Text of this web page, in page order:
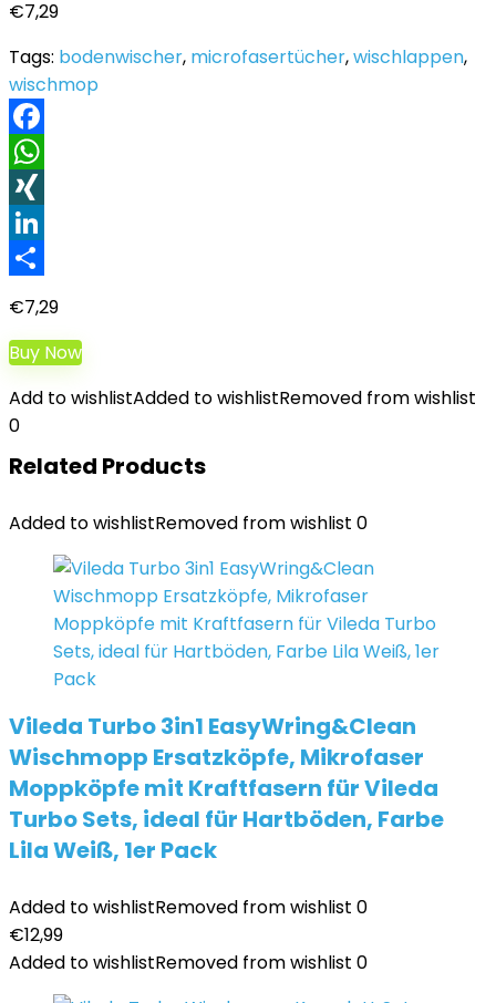
€7,29
Tags: bodenwischer, microfasertücher,wischlappen,
wischmop
Facebook
WhatsApp
XING
LinkedIn
€7,29
Buy Now
Add to wishlistAdded to wishlistRemoved from wishlist
0
Related Products
Added to wishlistRemoved from wishlist 0
Vileda Turbo 3in1 EasyWring&Clean
Wischmopp Ersatzköpfe, Mikrofaser
Moppköpfe mit Kraftfasern für Vileda
Turbo Sets, ideal für Hartböden, Farbe
Lila Weiß, 1er Pack
Added to wishlistRemoved from wishlist 0
€12,99
Added to wishlistRemoved from wishlist 0